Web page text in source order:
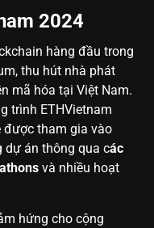
2024
hàng đầu trong
thu hút nhà phát
mã hóa tại Việt Nam.
trình ETHVietnam
được tham gia vào
dự án thông qua các
và nhiều hoạt
hứng cho cộng